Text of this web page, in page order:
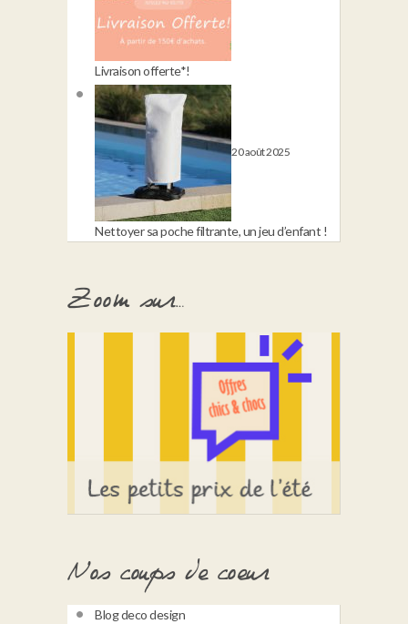
Livraison offerte*!
20 août 2025
Nettoyer sa poche filtrante, un jeu d’enfant !
Zoom sur…
Nos coups de coeur
Blog deco design